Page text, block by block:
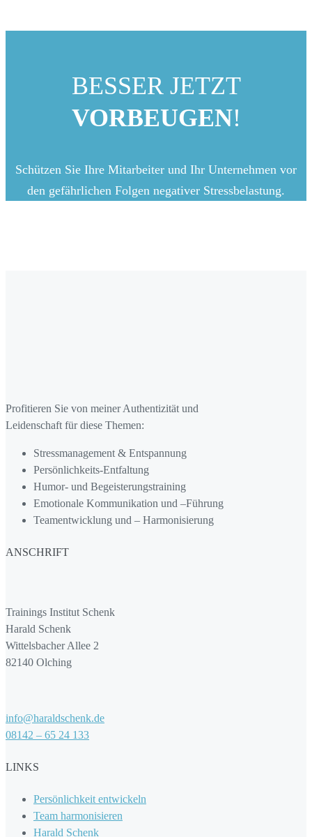
BESSER JETZT
VORBEUGEN!
Schützen Sie Ihre Mitarbeiter und Ihr Unternehmen vor
den gefährlichen Folgen negativer Stressbelastung.
Profitieren Sie von meiner Authentizität und
Leidenschaft für diese Themen:
Stressmanagement & Entspannung
Persönlichkeits-Entfaltung
Humor- und Begeisterungstraining
Emotionale Kommunikation und –Führung
Teamentwicklung und – Harmonisierung
ANSCHRIFT
Trainings Institut Schenk
Harald Schenk
Wittelsbacher Allee 2
82140 Olching
info@haraldschenk.de
08142 – 65 24 133
LINKS
Persönlichkeit entwickeln
Team harmonisieren
Harald Schenk